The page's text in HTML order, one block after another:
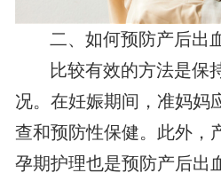
二、如何预防产后出
比较有效的方法是保
况。在妊娠期间，准妈妈
查和预防性保健。此外，
孕期护理也是预防产后出